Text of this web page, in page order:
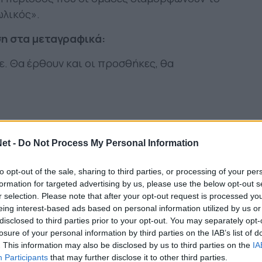
- Do Not Process My Personal Information
opt-out of the sale, sharing to third parties, or processing of your
for targeted advertising by us, please use the below opt-out
selection. Please note that after your opt-out request is processed
interest-based ads based on personal information utilized by us
to third parties prior to your opt-out. You may separately
of your personal information by third parties on the IAB’s list of
This information may also be disclosed by us to third parties on the
Participants that may further disclose it to other third parties.
στα μεταγραφικά:
Θα έρθουν και οι προσθήκες, θα
προτίμηση στην αγορά της Αργεντινής. Μας
Αυτή τη φορά στραφήκαμε σε προπονητή
τον Γκαμπριέλ Σούρερ. Δεν είναι άγνωστος
μας. Ήταν δύο χρόνια στον Ολυμπιακό. Και ο
Κάσερες). Έτσι μειώνουμε τον κίνδυνο
δυσκολιών που μπορούν να προκύψουν.
φανεί στο γήπεδο».
την Λατινική Αμερική ο Παναιτωλικός: